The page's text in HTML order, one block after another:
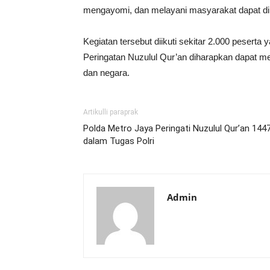
mengayomi, dan melayani masyarakat dapat
Kegiatan tersebut diikuti sekitar 2.000 peserta
Peringatan Nuzulul Qur’an diharapkan dapat
dan negara.
Artikulli paraprak
Polda Metro Jaya Peringati Nuzulul Qur’an
dalam Tugas Polri
Admin